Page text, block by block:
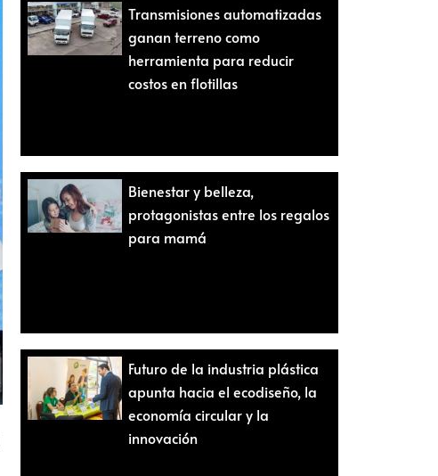
Transmisiones automatizadas
ganan terreno como
herramienta para reducir
costos en flotillas
Bienestar y belleza,
protagonistas entre los regalos
para mamá
Futuro de la industria plástica
apunta hacia el ecodiseño, la
economía circular y la
innovación